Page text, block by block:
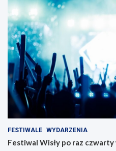
FESTIWALE WYDARZENIA
Festiwal Wisły po raz